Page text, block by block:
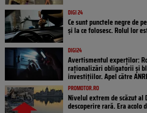
DIGI 24
Ce sunt punctele negre de
și la ce folosesc. Rolul lor
DIGI24
Avertismentul experților:
raționalizări obligatorii și
investițiilor. Apel către
PROMOTOR.RO
Nivelul extrem de scăzut al
descoperire rară. Era acolo